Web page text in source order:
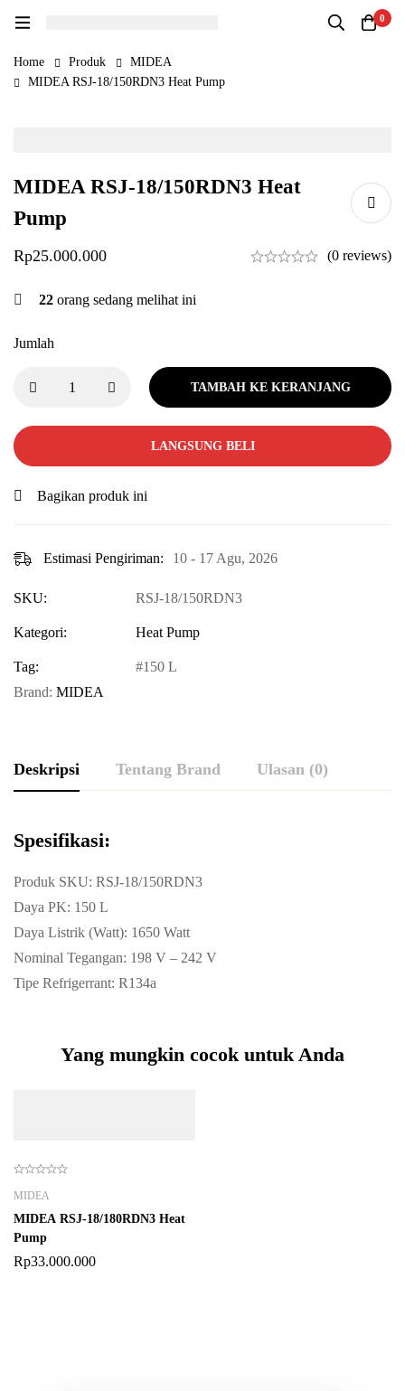
0
Home Produk
MIDEA
MIDEA RSJ-18/150RDN3 Heat Pump
MIDEA RSJ-18/150RDN3 Heat
Pump
Rp25.000.000 (0 reviews)
22 orang sedang melihat ini
Jumlah
TAMBAH KE KERANJANG
LANGSUNG BELI
Bagikan produk ini
Estimasi Pengiriman: 10 - 17 Agu, 2026
SKU: RSJ-18/150RDN3
Kategori: Heat Pump
Tag:
150 L
Brand: MIDEA
Deskripsi Tentang Brand Ulasan (0)
Spesifikasi:
Produk SKU: RSJ-18/150RDN3
Daya PK: 150 L
Daya Listrik (Watt): 1650 Watt
Nominal Tegangan: 198 V – 242 V
Tipe Refrigerrant: R134a
Yang mungkin cocok untuk Anda
MIDEA
MIDEA RSJ-18/180RDN3 Heat
Pump
Rp33.000.000